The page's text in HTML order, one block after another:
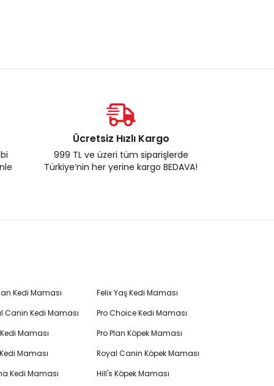
Ücretsiz Hızlı Kargo
999 TL ve üzeri tüm siparişlerde
Türkiye’nin her yerine kargo BEDAVA!
Kedi Maması
Canin Kedi Maması
Maması
Maması
Kedi Maması
Felix Yaş Kedi Maması
Pro Choice Kedi Maması
Pro Plan Köpek Maması
Royal Canin Köpek Maması
Hill's Köpek Maması